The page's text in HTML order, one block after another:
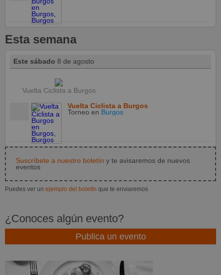
Esta semana
Este sábado 8 de agosto
Vuelta Ciclista a Burgos
Vuelta Ciclista a Burgos
Torneo en Burgos
Suscríbete a nuestro boletín y te avisaremos de nuevos
eventos
Puedes ver un ejemplo del boletín que te enviaremos
¿Conoces algún evento?
Publica un evento